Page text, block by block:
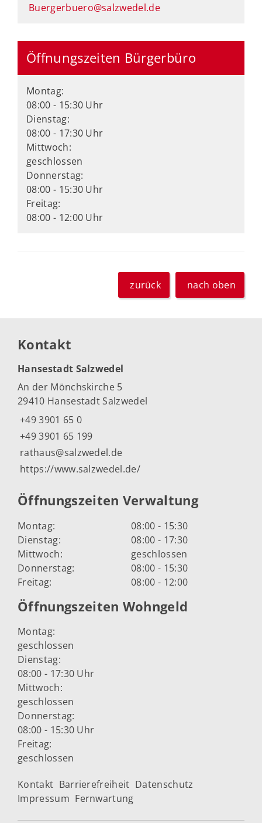
Buergerbuero@salzwedel.de
Öffnungszeiten Bürgerbüro
Montag:
08:00 - 15:30 Uhr
Dienstag:
08:00 - 17:30 Uhr
Mittwoch:
geschlossen
Donnerstag:
08:00 - 15:30 Uhr
Freitag:
08:00 - 12:00 Uhr
zurück nach oben
Kontakt
Hansestadt Salzwedel
An der Mönchskirche 5
29410 Hansestadt Salzwedel
+49 3901 65 0
+49 3901 65 199
rathaus@salzwedel.de
https://www.salzwedel.de/
Öffnungszeiten Verwaltung
Montag:
08:00 - 15:30
Dienstag:
08:00 - 17:30
Mittwoch:
geschlossen
Donnerstag:
08:00 - 15:30
Freitag:
08:00 - 12:00
Öffnungszeiten Wohngeld
Montag:
geschlossen
Dienstag:
08:00 - 17:30 Uhr
Mittwoch:
geschlossen
Donnerstag:
08:00 - 15:30 Uhr
Freitag:
geschlossen
Kontakt Barrierefreiheit Datenschutz
Impressum Fernwartung